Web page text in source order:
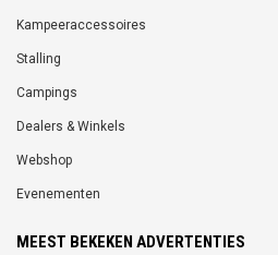
Kampeeraccessoires
Stalling
Campings
Dealers & Winkels
Webshop
Evenementen
MEEST BEKEKEN ADVERTENTIES